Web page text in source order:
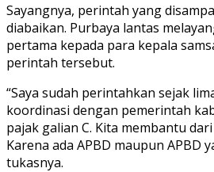
Sayangnya, perintah yang
diabaikan. Purbaya lantas
pertama kepada para kepala
perintah tersebut.
“Saya sudah perintahkan sejak
koordinasi dengan pemerintah
pajak galian C. Kita membantu
Karena ada APBD maupun APBD
tukasnya.